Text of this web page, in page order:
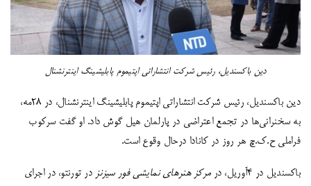
دین باکسندیل، رئیس شرکت انتشاراتی اپتیموم پابلیشینگ اینترنشنال
دین باکسندیل، رئیس شرکت انتشاراتی اپتیموم پابلیشینگ اینترنشنال، در ۲۸مه،
به سخنرانی‌ها در تجمع اعتراضی در پارلمان هیل گوش داد. او گفت سرکوب
فراملی ح.ک.چ هر روز در کانادا درحال وقوع است.
باکسندیل در ۴آوریل، در مرکز هنرهای نمایشی فور سیزنز در تورنتو، در اجرای